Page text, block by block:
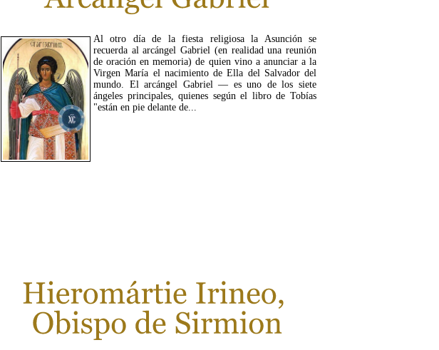
Al otro día de la fiesta religiosa la Asunción se
recuerda al arcángel Gabriel (en realidad una reunión
de oración en memoria) de quien vino a anunciar a la
Virgen María el nacimiento de Ella del Salvador del
mundo. El arcángel Gabriel — es uno de los siete
ángeles principales, quienes según el libro de Tobías
"están en pie delante de...